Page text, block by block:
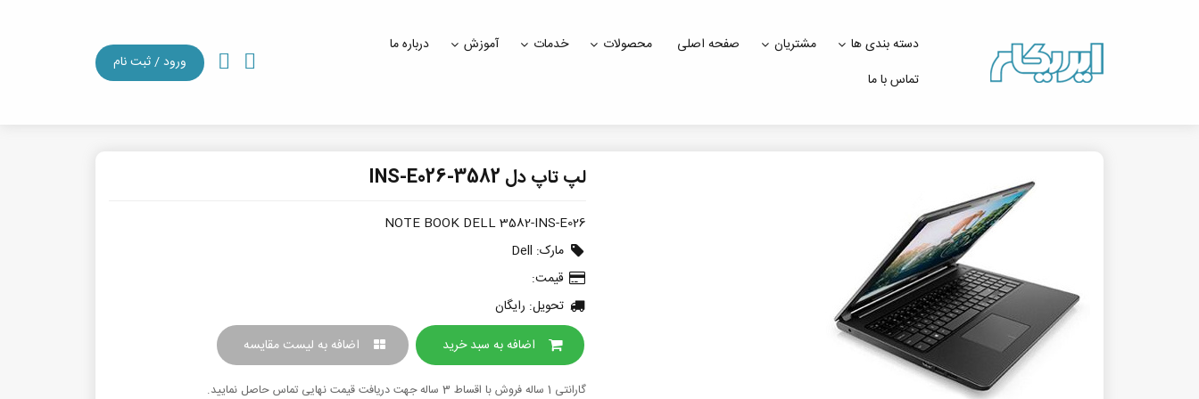
دسته بندی ها مشتریان صفحه اصلی محصولات خدمات آموزش
درباره ما
تماس با ما
ورود / ثبت نام
لپ تاپ دل 3582-INS-E026
NOTE BOOK DELL 3582-INS-E026
مارک: Dell
قیمت:
تحویل: رایگان
اضافه به سبد خرید
اضافه به لیست مقایسه
گارانتی 1 ساله فروش با اقساط 3 ساله جهت دریافت قیمت نهایی تماس حاصل نمایید.